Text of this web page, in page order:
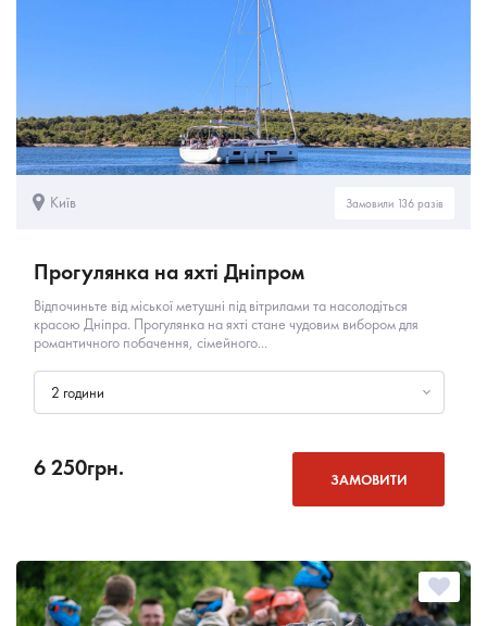
Київ Замовили 136 разів
Прогулянка на яхті Дніпром
Відпочиньте від міської метушні під вітрилами та насолодіться
красою Дніпра. Прогулянка на яхті стане чудовим вибором для
романтичного побачення, сімейного...
2 години
6 250грн. ЗАМОВИТИ